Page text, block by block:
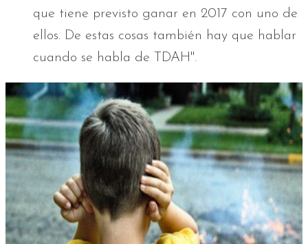
que tiene previsto ganar en 2017 con uno de
ellos. De estas cosas también hay que hablar
cuando se habla de TDAH".